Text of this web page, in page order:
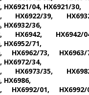
HX6921/04, HX6921/30,
HX6922/39,
HX6932/36,
HX6942, HX6942/
HX6952/71,
HX6962/73,
HX6972/34,
HX6973/35,
HX6986,
HX6992/01,